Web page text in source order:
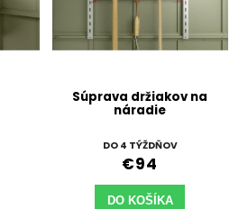
Súprava držiakov na
náradie
DO 4 TÝŽDŇOV
€94
DO KOŠÍKA